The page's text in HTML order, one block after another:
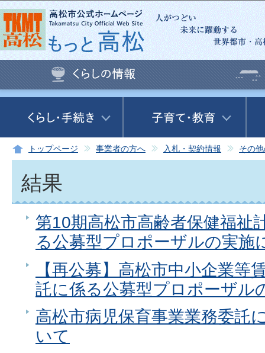
この
トップページ 事業者の方へ 入札・契約情報 その
結果
第10期高松市高齢者保健福祉
る公募型プロポーザルの実施
【再公募】高松市中小企業等
託に係る公募型プロポーザル
高松市病児保育事業業務委託
いて